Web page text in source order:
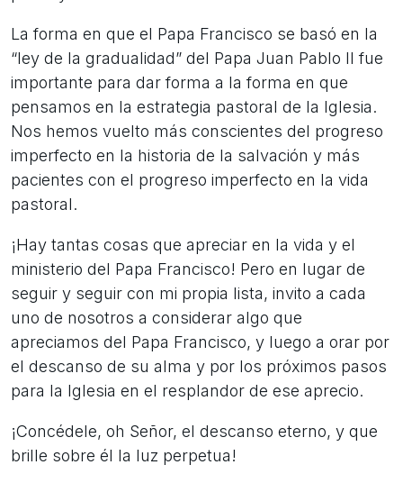
La forma en que el Papa Francisco se basó en la
“ley de la gradualidad” del Papa Juan Pablo II fue
importante para dar forma a la forma en que
pensamos en la estrategia pastoral de la Iglesia.
Nos hemos vuelto más conscientes del progreso
imperfecto en la historia de la salvación y más
pacientes con el progreso imperfecto en la vida
pastoral.
¡Hay tantas cosas que apreciar en la vida y el
ministerio del Papa Francisco! Pero en lugar de
seguir y seguir con mi propia lista, invito a cada
uno de nosotros a considerar algo que
apreciamos del Papa Francisco, y luego a orar por
el descanso de su alma y por los próximos pasos
para la Iglesia en el resplandor de ese aprecio.
¡Concédele, oh Señor, el descanso eterno, y que
brille sobre él la luz perpetua!